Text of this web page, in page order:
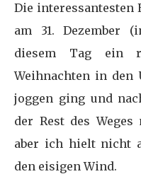
Die interessantesten
am 31. Dezember
diesem Tag ein
Weihnachten in den
joggen ging und
der Rest des
aber ich hielt nicht
den eisigen Wind.